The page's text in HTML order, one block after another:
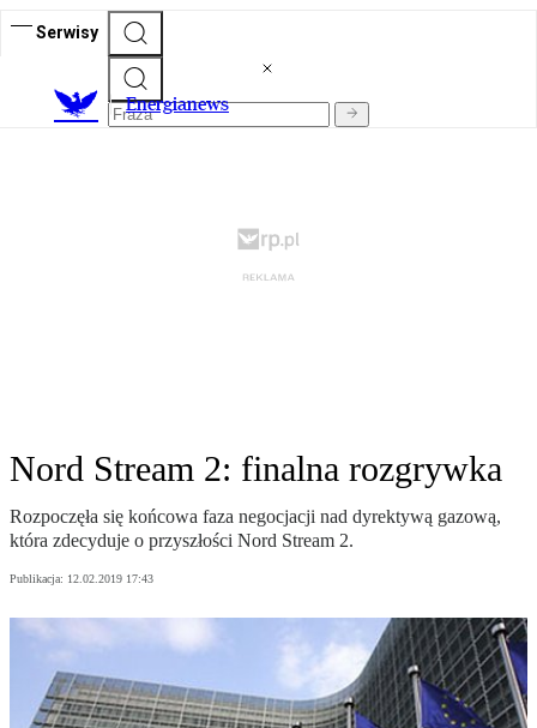
Serwisy
Energianews
Nord Stream 2: finalna rozgrywka
Rozpoczęła się końcowa faza negocjacji nad dyrektywą gazową,
która zdecyduje o przyszłości Nord Stream 2.
Publikacja: 12.02.2019 17:43